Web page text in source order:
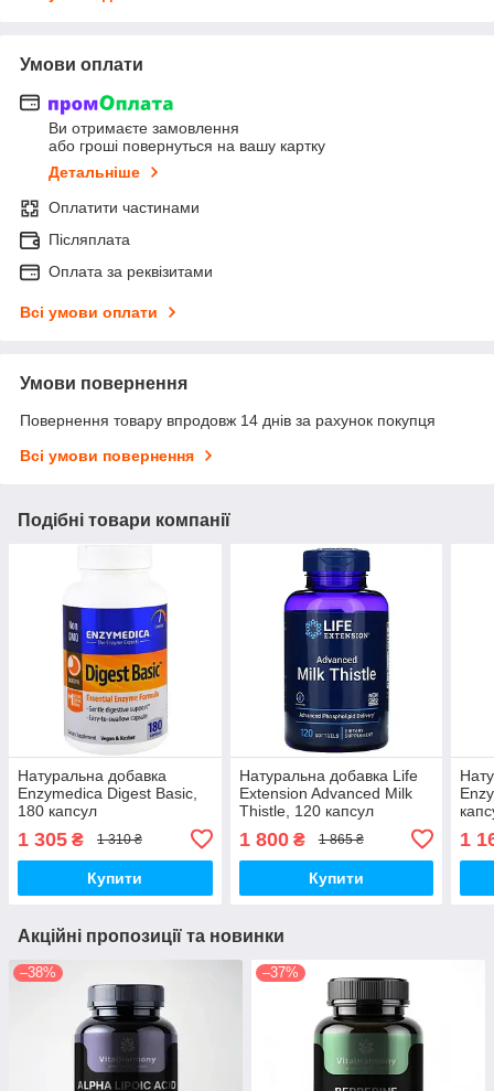
Умови оплати
Ви отримаєте замовлення
або гроші повернуться на вашу картку
Детальніше
Оплатити частинами
Післяплата
Оплата за реквізитами
Всі умови оплати
Умови повернення
Повернення товару впродовж 14 днів за рахунок покупця
Всі умови повернення
Подібні товари компанії
Натуральна добавка
Enzymedica Digest Basic,
180 капсул
1 305 ₴ 1 310 ₴
Купити
Натуральна добавка Life
Extension Advanced Milk
Thistle, 120 капсул
1 800₴ 1 865 ₴
Купити
1
Акційні пропозиції та новинки
–38% –37%